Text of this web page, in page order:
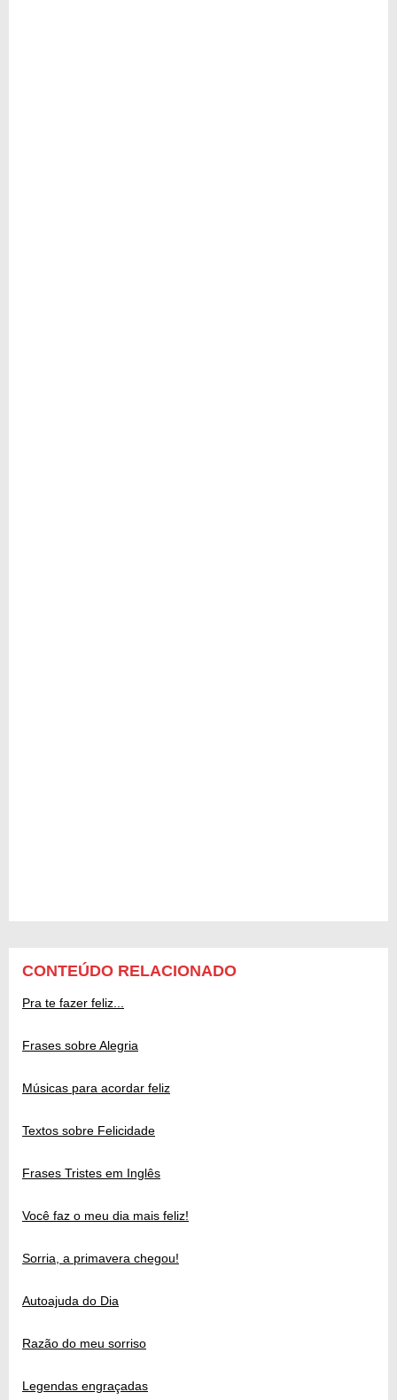
CONTEÚDO RELACIONADO
Pra te fazer feliz...
Frases sobre Alegria
Músicas para acordar feliz
Textos sobre Felicidade
Frases Tristes em Inglês
Você faz o meu dia mais feliz!
Sorria, a primavera chegou!
Autoajuda do Dia
Razão do meu sorriso
Legendas engraçadas